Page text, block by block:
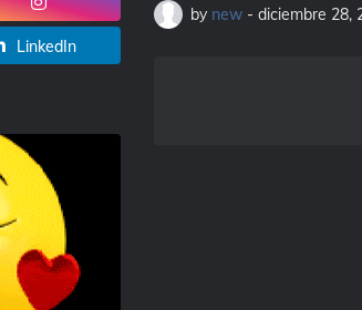
by new - diciembre 28,
LinkedIn